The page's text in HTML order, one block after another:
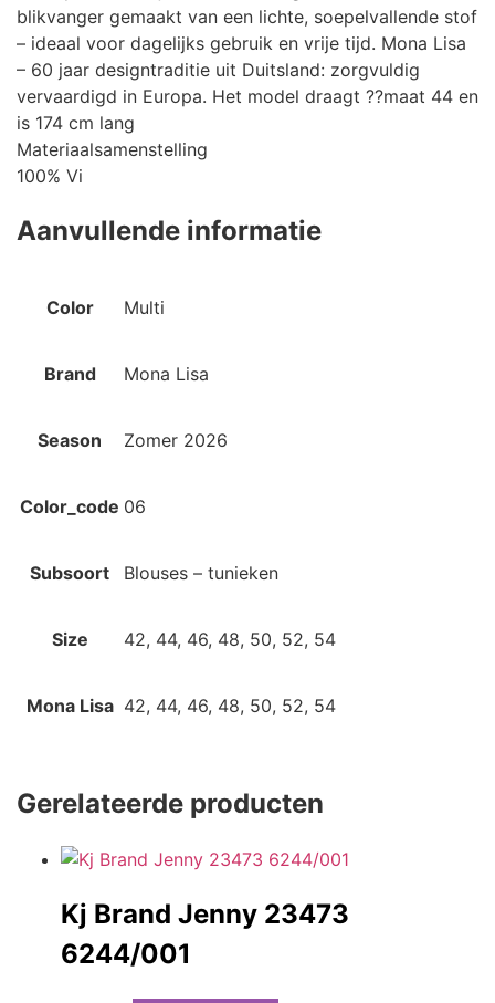
blikvanger gemaakt van een lichte, soepelvallende stof
– ideaal voor dagelijks gebruik en vrije tijd. Mona Lisa
– 60 jaar designtraditie uit Duitsland: zorgvuldig
vervaardigd in Europa. Het model draagt ??maat 44 en
is 174 cm lang
Materiaalsamenstelling
100% Vi
Aanvullende informatie
Color Multi
Brand Mona Lisa
Season Zomer 2026
Color_code 06
Subsoort Blouses – tunieken
Size 42, 44, 46, 48, 50, 52, 54
Mona Lisa 42, 44, 46, 48, 50, 52, 54
Gerelateerde producten
Kj Brand Jenny 23473
6244/001